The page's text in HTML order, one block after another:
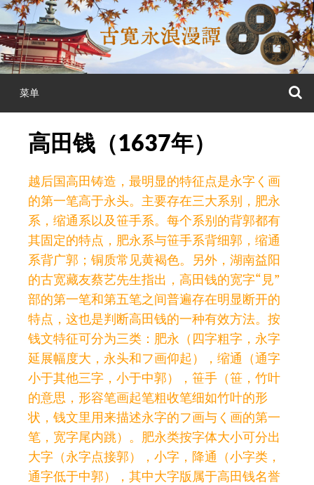
跳
至
正
文
菜单
高田钱（1637年）
越后国高田铸造，最明显的特征点是永字く画
的第一笔高于永头。主要存在三大系别，肥永
系，缩通系以及笹手系。每个系别的背郭都有
其固定的特点，肥永系与笹手系背细郭，缩通
系背广郭；铜质常见黄褐色。另外，湖南益阳
的古宽藏友蔡艺先生指出，高田钱的宽字“見”
部的第一笔和第五笔之间普遍存在明显断开的
特点，这也是判断高田钱的一种有效方法。按
钱文特征可分为三类：肥永（四字粗字，永字
延展幅度大，永头和フ画仰起），缩通（通字
小于其他三字，小于中郭），笹手（笹，竹叶
的意思，形容笔画起笔粗收笔细如竹叶的形
状，钱文里用来描述永字的フ画与く画的第一
笔，宽字尾内跳）。肥永类按字体大小可分出
大字（永字点接郭），小字，降通（小字类，
通字低于中郭），其中大字版属于高田钱名誉